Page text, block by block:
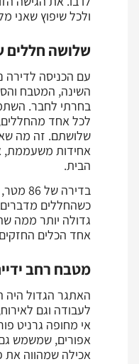
ולכל שיפוץ שאני
שלושה
עם הכניסה
השינה, המטבח
בחרתי לחבר.
לכל אחד מהחללים,
שלושתם. זה מה
אחידות
הבית.
בדירה
כשהחללים
גדולה יותר ממה
אחד הכלים
מטבח רחב
האתגר הגדול היה
לעבודה וגם
אי מחופה גרניט
אפורים, שמשמש
אכילה שמהווה את